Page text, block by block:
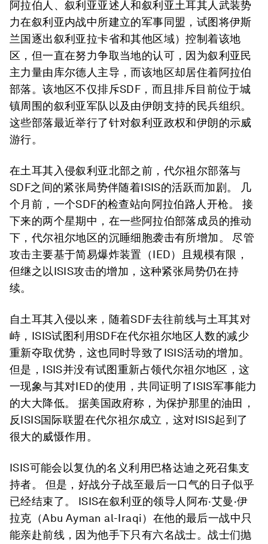
阿拉伯人、叙利亚亚述人和叙利亚土耳其人武装势
力在叙利亚内战中所建立的军事同盟，试图将伊斯
兰国逐出叙利亚拉卡省和其他区域）控制着该地
区，但一直在努力争取当地的认可，因为叙利亚民
主力量由库尔德人主导，而该地区却居住着阿拉伯
部落。该地区不仅排斥SDF，而且排斥目前位于城
镇周围的叙利亚军队以及由伊朗支持的民兵组织。
这些部落最近举行了针对叙利亚政权和伊朗的示威
游行。
在土耳其入侵叙利亚北部之前，代尔祖尔部落与
SDF之间的紧张局势伴随着ISIS的活跃而加剧。 几
个月前，一个SDF的检查站向阿拉伯路人开枪。 接
下来的两个星期中，在一些阿拉伯部落成员的推动
下，代尔祖尔地区的沉睡细胞袭击有所增加。 尽管
攻击主要基于简易爆炸装置（IED）且规模有限，
但继之以ISIS攻击的增加，这种紧张局势仍在持
续。
自土耳其入侵以来，随着SDF去往前线与土耳其对
峙，ISIS试图利用SDF在代尔祖尔地区人数的减少
重新夺取优势，这也同时导致了ISIS活动的增加。
但是，ISIS并没有试图重新占领代尔祖尔地区，这
一现象与其对IED的使用，共同证明了ISIS军事能力
的大大降低。 据美国政府称，为保护那里的油田，
反ISIS国际联盟在代尔祖尔成立，这对ISIS起到了
很大的威慑作用。
ISIS可能会以复仇的名义利用巴格达迪之死召集支
持者。 但是，好战分子战至最后一口气的日子似乎
已经结束了。 ISIS在叙利亚的领导人阿布·艾曼·伊
拉克（Abu Ayman al-Iraqi）在他的最后一战中只
能亲赴前线，因为他手下只有六名战士。战士们抛